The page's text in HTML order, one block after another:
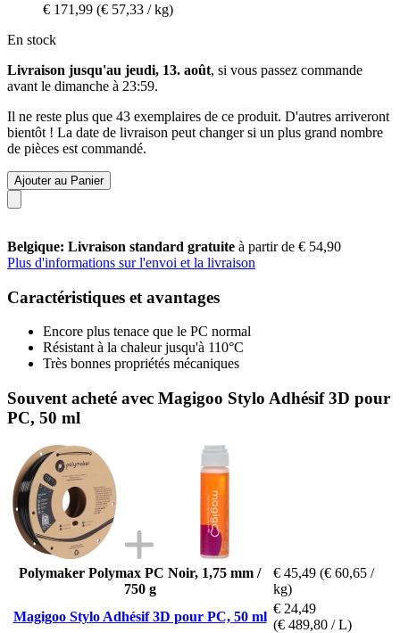
€ 171,99 (€ 57,33 / kg)
En stock
Livraison jusqu'au jeudi, 13. août, si vous passez commande
avant le dimanche à 23:59.
Il ne reste plus que 43 exemplaires de ce produit. D'autres arriveront
bientôt ! La date de livraison peut changer si un plus grand nombre
de pièces est commandé.
Ajouter au Panier
Belgique: Livraison standard gratuite à partir de € 54,90
Plus d'informations sur l'envoi et la livraison
Caractéristiques et avantages
Encore plus tenace que le PC normal
Résistant à la chaleur jusqu'à 110°C
Très bonnes propriétés mécaniques
Souvent acheté avec Magigoo Stylo Adhésif 3D pour
PC, 50 ml
Polymaker Polymax PC Noir, 1,75 mm /
750 g
€ 45,49 (€ 60,65 /
kg)
Magigoo Stylo Adhésif 3D pour PC, 50 ml
€ 24,49
(€ 489,80 / L)